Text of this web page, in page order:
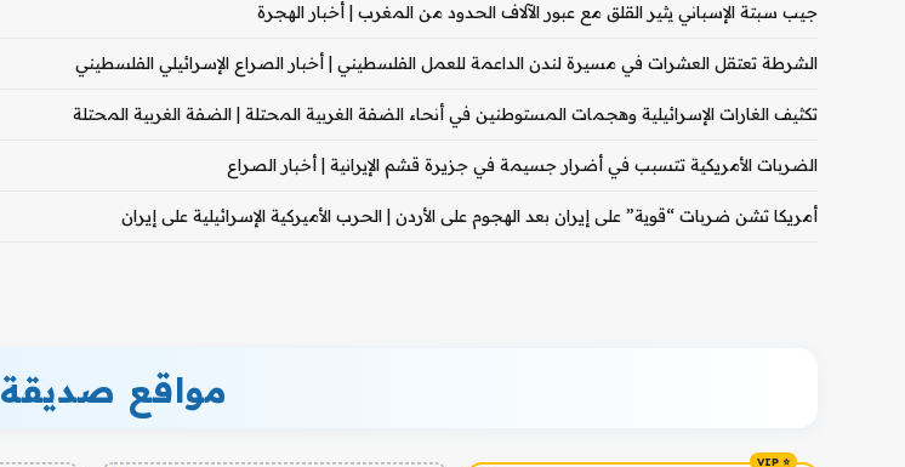
جيب سبتة الإسباني يثير القلق مع عبور الآلاف الحدود من المغرب | أخبار الهجرة
الشرطة تعتقل العشرات في مسيرة لندن الداعمة للعمل الفلسطيني | أخبار الصراع الإسرائيلي الفلسطيني
تكثيف الغارات الإسرائيلية وهجمات المستوطنين في أنحاء الضفة الغربية المحتلة | الضفة الغربية المحتلة
الضربات الأمريكية تتسبب في أضرار جسيمة في جزيرة قشم الإيرانية | أخبار الصراع
أمريكا تشن ضربات “قوية” على إيران بعد الهجوم على الأردن | الحرب الأميركية الإسرائيلية على إيران
مواقع صديقة